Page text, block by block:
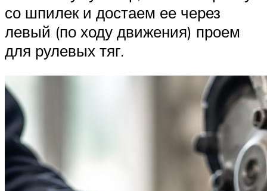
со шпилек и достаем ее через
левый (по ходу движения) проем
для рулевых тяг.